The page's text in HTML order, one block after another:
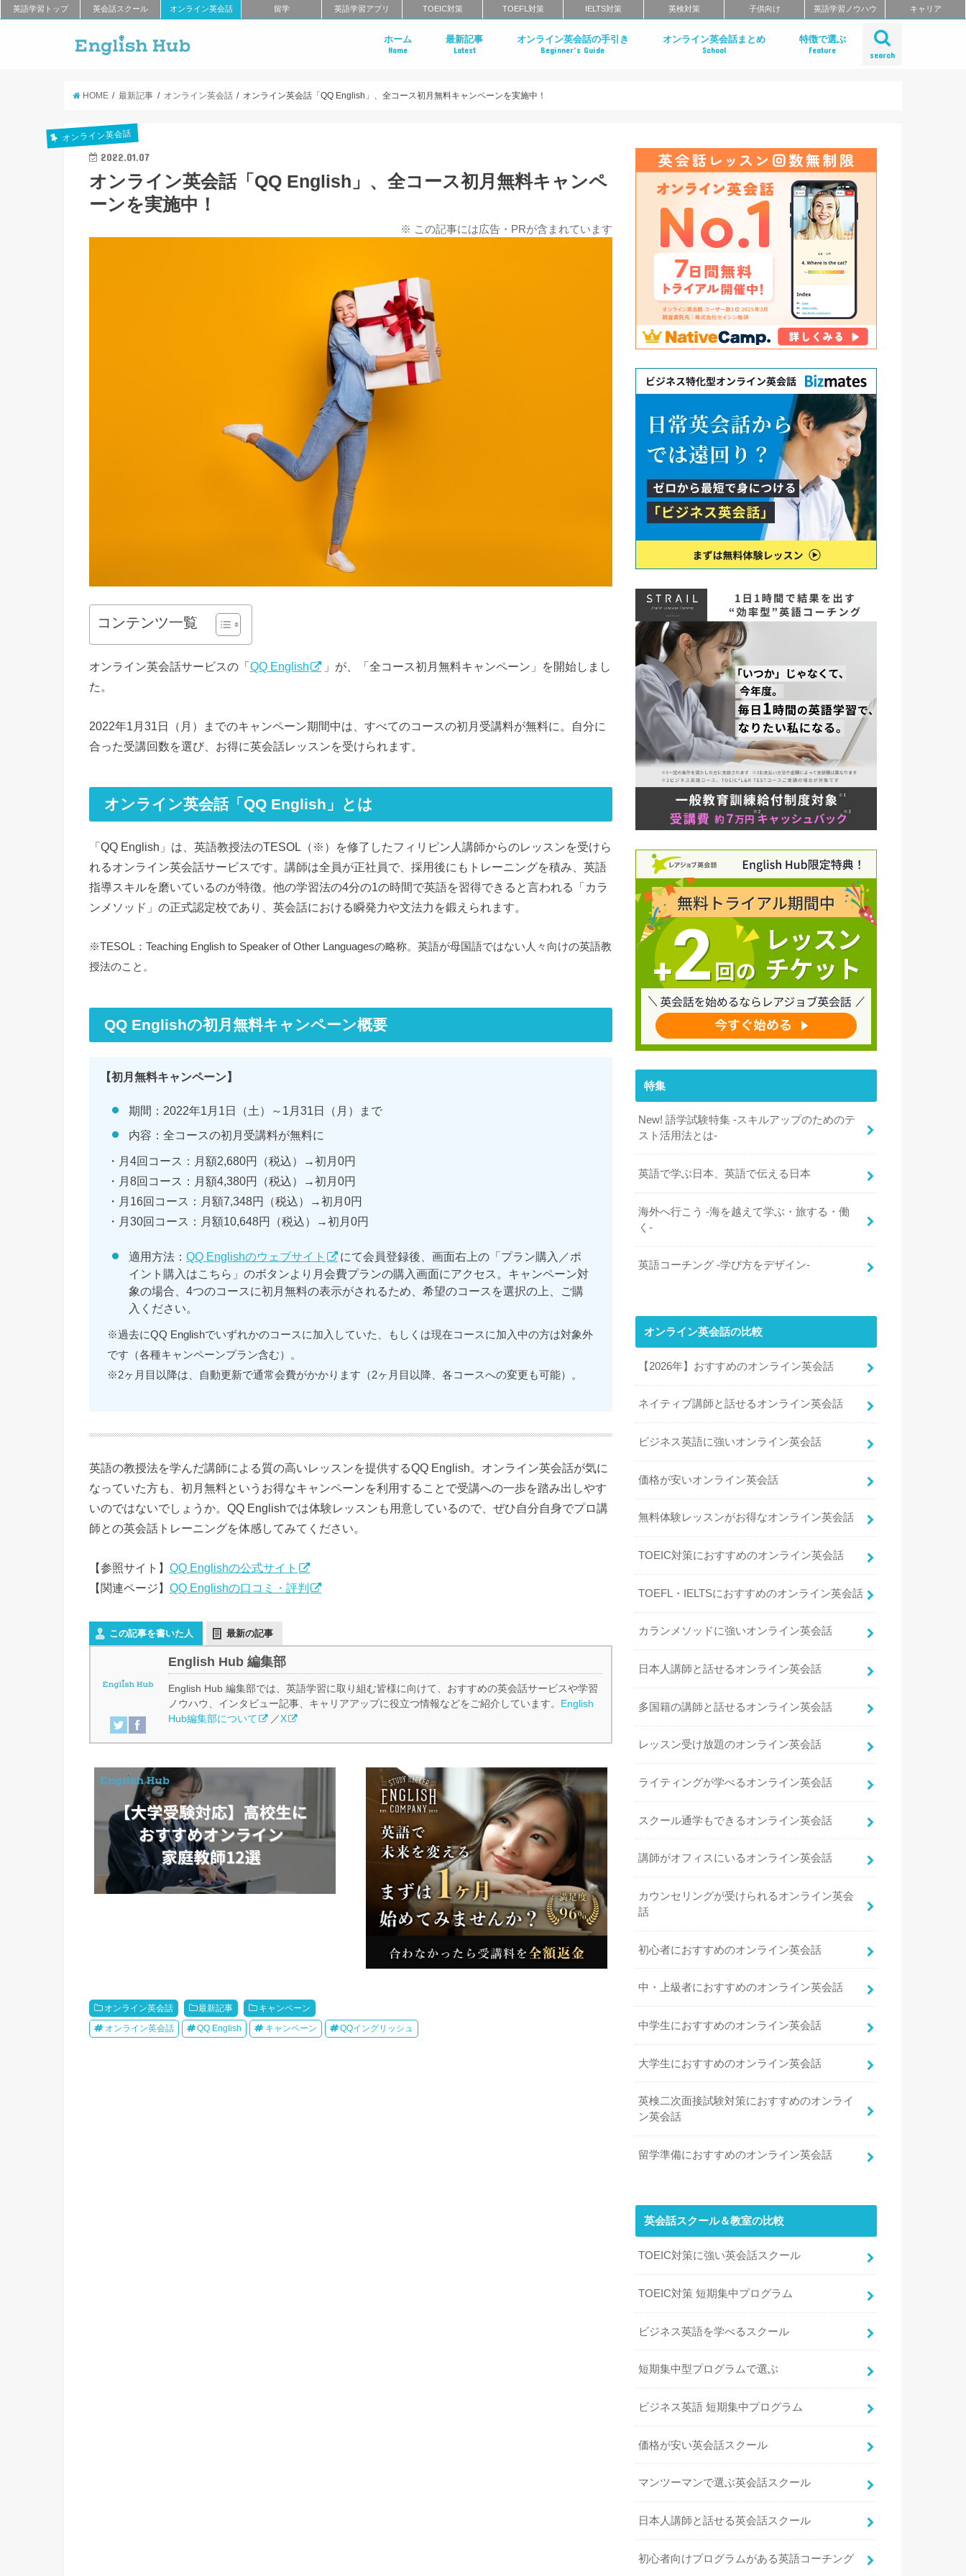
英語学習トップ 英会話スクール オンライン英会話 留学 英語学習アプリ TOEIC対策 TOEFL対策 IELTS対策 英検対策 子供向け 英語学習ノウハウ キャリア
search
ホーム
Home
最新記事
Latest
オンライン英会話の手引き
Beginner’s Guide
オンライン英会話まとめ
School
特徴で選ぶ
Feature
HOME 最新記事 オンライン英会話 オンライン英会話「QQ English」、全コース初月無料キャンペーンを実施中！
オンライン英会話
2022.01.07
オンライン英会話「QQ English」、全コース初月無料キャンペ
ーンを実施中！
※ この記事には広告・PRが含まれています
コンテンツ一覧
オンライン英会話サービスの「QQ English
」が、「全コース初月無料キャンペーン」を開始しまし
た。
2022年1月31日（月）までのキャンペーン期間中は、すべてのコースの初月受講料が無料に。自分に
合った受講回数を選び、お得に英会話レッスンを受けられます。
オンライン英会話「QQ English」とは
「QQ English」は、英語教授法のTESOL（※）を修了したフィリピン人講師からのレッスンを受けら
れるオンライン英会話サービスです。講師は全員が正社員で、採用後にもトレーニングを積み、英語
指導スキルを磨いているのが特徴。他の学習法の4分の1の時間で英語を習得できると言われる「カラ
ンメソッド」の正式認定校であり、英会話における瞬発力や文法力を鍛えられます。
※TESOL：Teaching English to Speaker of Other Languagesの略称。英語が母国語ではない人々向けの英語教
授法のこと。
QQ Englishの初月無料キャンペーン概要
【初月無料キャンペーン】
期間：2022年1月1日（土）～1月31日（月）まで
内容：全コースの初月受講料が無料に
・月4回コース：月額2,680円（税込）→初月0円
・月8回コース：月額4,380円（税込）→初月0円
・月16回コース：月額7,348円（税込）→初月0円
・月30回コース：月額10,648円（税込）→初月0円
適用方法： QQ Englishのウェブサイト
にて会員登録後、画面右上の「プラン購入／ポ
イント購入はこちら」のボタンより月会費プランの購入画面にアクセス。キャンペーン対
象の場合、4つのコースに初月無料の表示がされるため、希望のコースを選択の上、ご購
入ください。
※過去にQQ Englishでいずれかのコースに加入していた、もしくは現在コースに加入中の方は対象外
です（各種キャンペーンプラン含む）。
※2ヶ月目以降は、自動更新で通常会費がかかります（2ヶ月目以降、各コースへの変更も可能）。
英語の教授法を学んだ講師による質の高いレッスンを提供するQQ English。オンライン英会話が気に
なっていた方も、初月無料というお得なキャンペーンを利用することで受講への一歩を踏み出しやす
いのではないでしょうか。QQ Englishでは体験レッスンも用意しているので、ぜひ自分自身でプロ講
師との英会話トレーニングを体感してみてください。
【参照サイト】 QQ Englishの公式サイト
【関連ページ】 QQ Englishの口コミ・評判
この記事を書いた人 最新の記事
English Hub 編集部
English Hub 編集部では、英語学習に取り組む皆様に向けて、おすすめの英会話サービスや学習
ノウハウ、インタビュー記事、キャリアアップに役立つ情報などをご紹介しています。 English
Hub編集部について
／X
オンライン英会話 最新記事 キャンペーン
オンライン英会話 QQ English キャンペーン QQイングリッシュ
特集
New! 語学試験特集 -スキルアップのためのテ
スト活用法とは-
英語で学ぶ日本、英語で伝える日本
海外へ行こう -海を越えて学ぶ・旅する・働
く-
英語コーチング -学び方をデザイン-
オンライン英会話の比較
【2026年】おすすめのオンライン英会話
ネイティブ講師と話せるオンライン英会話
ビジネス英語に強いオンライン英会話
価格が安いオンライン英会話
無料体験レッスンがお得なオンライン英会話
TOEIC対策におすすめのオンライン英会話
TOEFL・IELTSにおすすめのオンライン英会話
カランメソッドに強いオンライン英会話
日本人講師と話せるオンライン英会話
多国籍の講師と話せるオンライン英会話
レッスン受け放題のオンライン英会話
ライティングが学べるオンライン英会話
スクール通学もできるオンライン英会話
講師がオフィスにいるオンライン英会話
カウンセリングが受けられるオンライン英会
話
初心者におすすめのオンライン英会話
中・上級者におすすめのオンライン英会話
中学生におすすめのオンライン英会話
大学生におすすめのオンライン英会話
英検二次面接試験対策におすすめのオンライ
ン英会話
留学準備におすすめのオンライン英会話
英会話スクール＆教室の比較
TOEIC対策に強い英会話スクール
TOEIC対策 短期集中プログラム
ビジネス英語を学べるスクール
短期集中型プログラムで選ぶ
ビジネス英語 短期集中プログラム
価格が安い英会話スクール
マンツーマンで選ぶ英会話スクール
日本人講師と話せる英会話スクール
初心者向けプログラムがある英語コーチング